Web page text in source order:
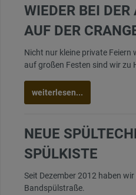
WIEDER BEI DER
AUF DER
Nicht nur kleine private Feiern
auf großen Festen sind wir zu
weiterlesen...
NEUE
SPÜLKISTE
Seit Dezember 2012 haben
Bandspülstraße.